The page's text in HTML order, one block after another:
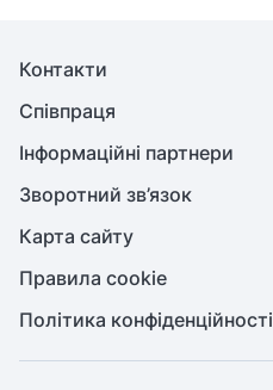
Контакти
Співпраця
Інформаційні партнери
Зворотний зв’язок
Карта сайту
Правила cookie
Політика конфіденційності